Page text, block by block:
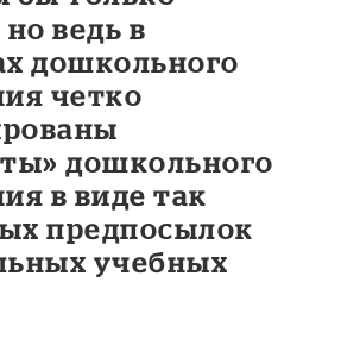
ведь в
дошкольного
четко
дошкольного
в виде так
предпосылок
учебных